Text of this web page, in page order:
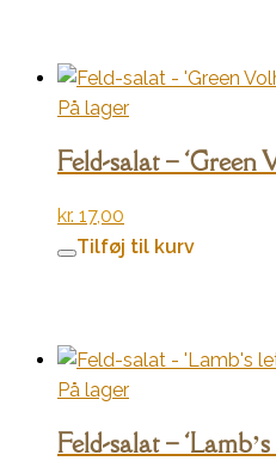
På lager
Feld-salat – ‘Green
kr. 17,00
Tilføj til kurv
På lager
Feld-salat –